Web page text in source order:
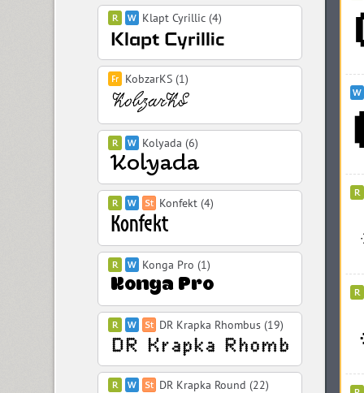
Klapt Cyrillic (4)
KobzarKS (1)
Kolyada (6)
Konfekt (4)
Konga Pro (1)
DR Krapka Rhombus (19)
DR Krapka Round (22)